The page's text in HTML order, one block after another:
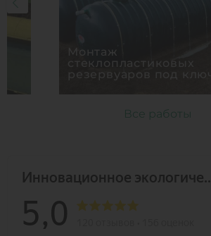
Монтаж
стеклопластиковых
резервуаров под ключ
Все работы